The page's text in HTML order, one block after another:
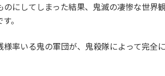
にしてしまった結果、鬼滅の凄惨な世
。
率いる鬼の軍団が、鬼殺隊によって完全